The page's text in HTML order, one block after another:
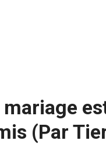
mariage
(Par